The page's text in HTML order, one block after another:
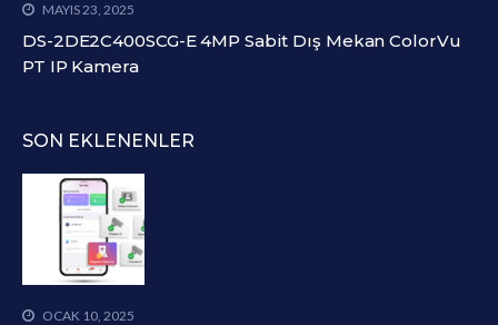
MAYIS 23, 2025
DS-2DE2C400SCG-E 4MP Sabit Dış Mekan ColorVu
PT IP Kamera
SON EKLENENLER
OCAK 10, 2025